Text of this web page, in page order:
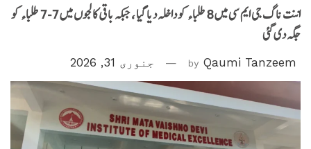
اننت ناگ جی ایم سی میں 8 طلباء کو داخلہ دیا گیا ، جبکہ باقی کالجوں میں 7-7 طلباء کو
جگہ دی گئی
by Qaumi Tanzeem جنوری 31, 2026